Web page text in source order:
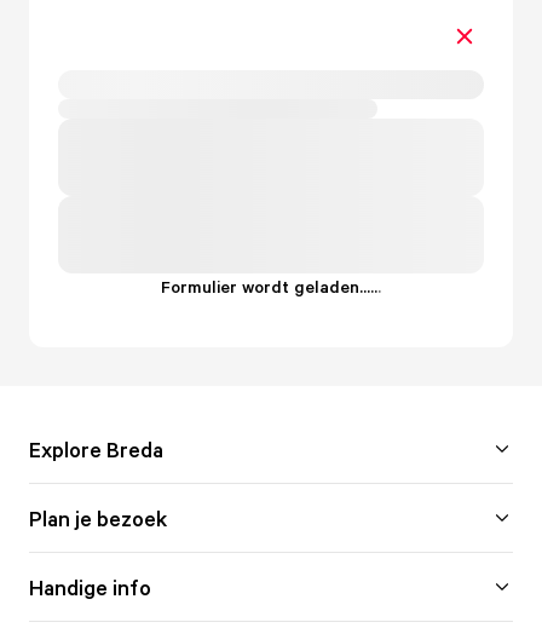
Formulier wordt geladen......
Explore Breda
Plan je bezoek
Handige info